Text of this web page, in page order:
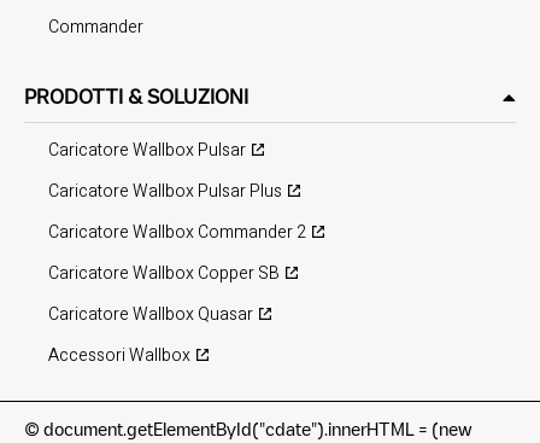
Commander
PRODOTTI & SOLUZIONI
Caricatore Wallbox Pulsar
Caricatore Wallbox Pulsar Plus
Caricatore Wallbox Commander 2
Caricatore Wallbox Copper SB
Caricatore Wallbox Quasar
Accessori Wallbox
© document.getElementById("cdate").innerHTML = (new